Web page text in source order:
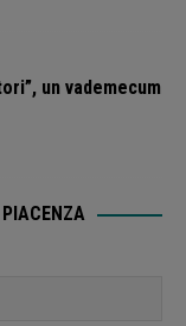
un vademecum